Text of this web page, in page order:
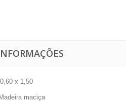
x 1,50
Madeira maciça